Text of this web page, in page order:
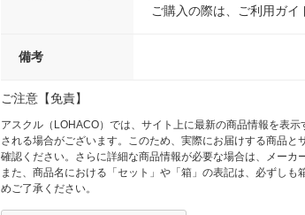
ご購入の際は、ご利用ガイ
備考
ご注意【免責】
アスクル（LOHACO）では、サイト上に最新の商品情報を表
される場合がございます。このため、実際にお届けする商品
確認ください。さらに詳細な商品情報が必要な場合は、メーカ
また、商品名における「セット」や「箱」の表記は、必ずし
めご了承ください。